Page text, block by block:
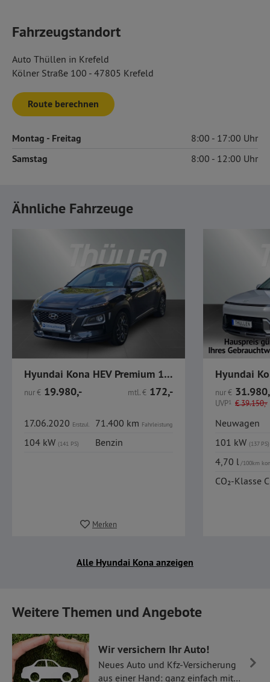
Fahrzeugstandort
Auto Thüllen in Krefeld
Kölner Straße 100 - 47805 Krefeld
Route berechnen
Montag - Freitag 8:00 17:00
Samstag 8:00 12:00
Ähnliche Fahrzeuge
Hyundai Kona HEV Premium 1.6 Navi SHZ Kamera LED HUD PDC
nur€ 19.980,- mtl.€ 172,-
17.06.2020 Erstzul. 71.400 km Fahrleistung
104 kW (141 PS) Benzin
Merken
nur€
UVP1 €39.150,-
Neuwagen
101 kW (137 PS)
4,70 l/100km
CO₂-Klasse C
Alle Hyundai Kona anzeigen
Weitere Themen und Angebote
Wir versichern Ihr Auto!
Neues Auto und Kfz-Versicherung
aus einer Hand: ganz einfach mit